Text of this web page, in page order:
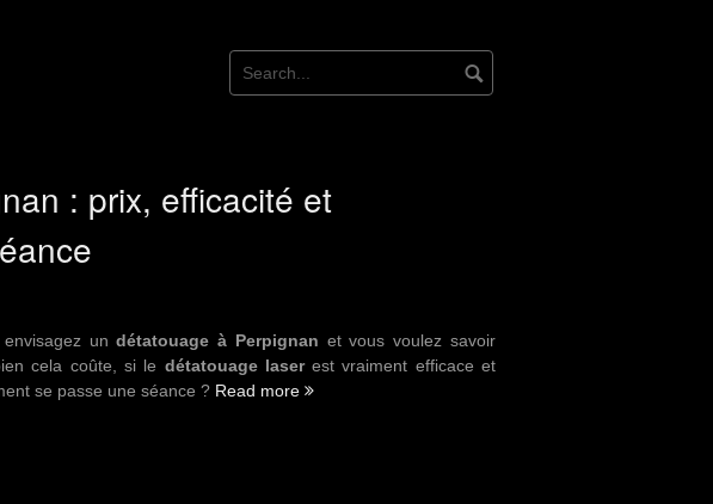
: prix, efficacité et
envisagez undétatouage à Perpignan et vous voulez savoir
cela coûte, si le détatouage laserest vraiment efficace et
se passe une séance ? Read more “Détatouage